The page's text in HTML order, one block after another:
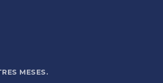
MESES.